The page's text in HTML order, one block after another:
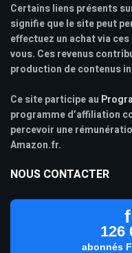
Certains liens présents
signifie que le site peut
effectuez un achat via
vous. Ces revenus
production de contenus
Ce site participe au
programme d’affiliation
percevoir une
Amazon.fr.
NOUS CONTACTER
f
126
abonnés